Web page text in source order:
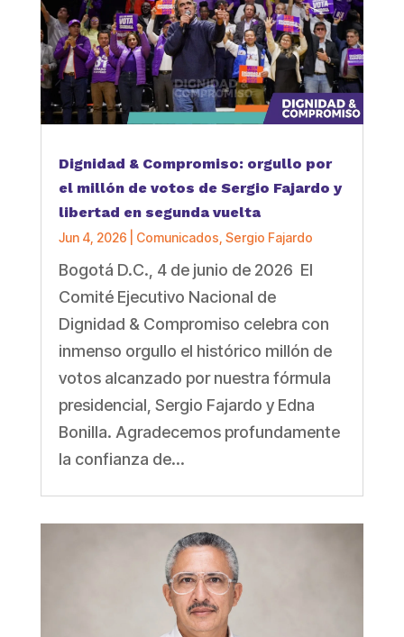
Dignidad & Compromiso: orgullo por
el millón de votos de Sergio Fajardo y
libertad en segunda vuelta
Jun 4, 2026 Comunicados Sergio Fajardo
Bogotá D.C., 4 de junio de 2026 El
Comité Ejecutivo Nacional de
Dignidad & Compromiso celebra con
inmenso orgullo el histórico millón de
votos alcanzado por nuestra fórmula
presidencial, Sergio Fajardo y Edna
Bonilla. Agradecemos profundamente
la confianza de...